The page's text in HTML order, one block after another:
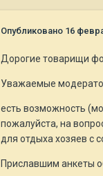
Опубликовано 16
Дорогие товарищи
Уважаемые
есть возможность
пожалуйста, на
для отдыха хозяев с
Приславшим анкеты